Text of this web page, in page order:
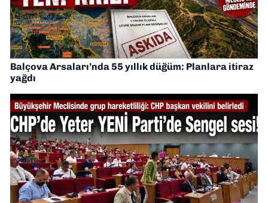
Balçova Arsaları’nda 55 yıllık düğüm: Planlara itiraz
yağdı